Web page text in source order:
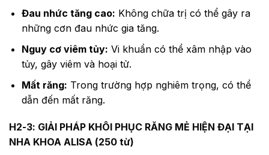
Đau nhức tăng cao: Không chữa trị có thể gây ra
những cơn đau nhức gia tăng.
Nguy cơ viêm tủy: Vi khuẩn có thể xâm nhập vào
tủy, gây viêm và hoại tử.
Mất răng: Trong trường hợp nghiêm trọng, có thể
dẫn đến mất răng.
H2-3: GIẢI PHÁP KHÔI PHỤC RĂNG MẺ HIỆN ĐẠI TẠI
NHA KHOA ALISA (250 từ)